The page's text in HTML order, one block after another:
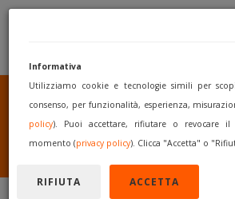
SEI UN
O UN
PUBBLICA
I TUOI MACCHINARI
INIZIA A VENDERE
Informativa
Utilizziamo cookie e tecnologie simili per
consenso, per funzionalità, esperienza,
policy). Puoi accettare, rifiutare o revocare il
momento (privacy policy). Clicca "Accetta" o
RIFIUTA ACCETTA